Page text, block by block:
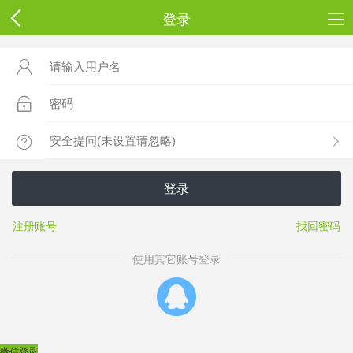
登录



登录
注册账号 找回密码
使用其它账号登录